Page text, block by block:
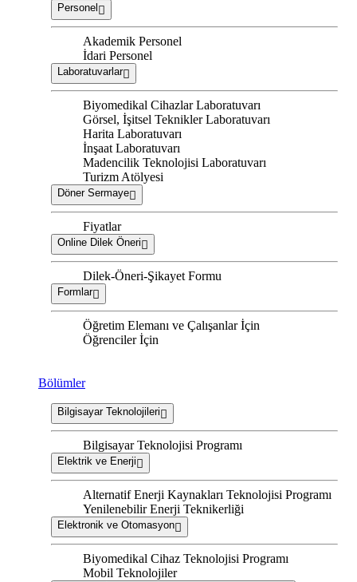
Personel
Akademik Personel
İdari Personel
Laboratuvarlar
Biyomedikal Cihazlar Laboratuvarı
Görsel, İşitsel Teknikler Laboratuvarı
Harita Laboratuvarı
İnşaat Laboratuvarı
Madencilik Teknolojisi Laboratuvarı
Turizm Atölyesi
Döner Sermaye
Fiyatlar
Online Dilek Öneri
Dilek-Öneri-Şikayet Formu
Formlar
Öğretim Elemanı ve Çalışanlar İçin
Öğrenciler İçin
Bölümler
Bilgisayar Teknolojileri
Bilgisayar Teknolojisi Programı
Elektrik ve Enerji
Alternatif Enerji Kaynakları Teknolojisi Programı
Yenilenebilir Enerji Teknikerliği
Elektronik ve Otomasyon
Biyomedikal Cihaz Teknolojisi Programı
Mobil Teknolojiler